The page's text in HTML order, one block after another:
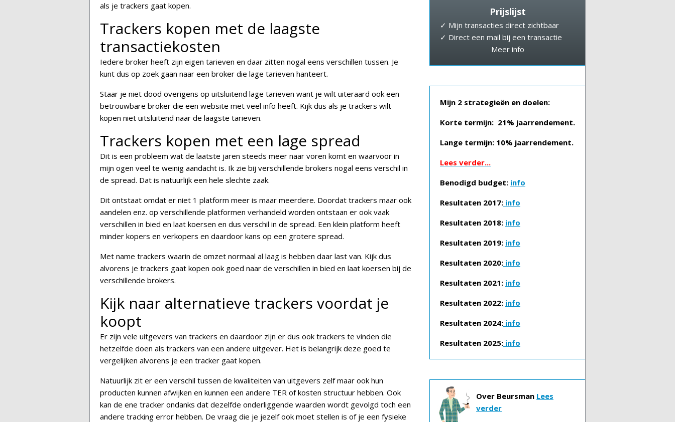
als je trackers gaat kopen.
Trackers kopen met de laagste
transactiekosten
Iedere broker heeft zijn eigen tarieven en daar zitten nogal eens verschillen tussen. Je
kunt dus op zoek gaan naar een broker die lage tarieven hanteert.
Staar je niet dood overigens op uitsluitend lage tarieven want je wilt uiteraard ook een
betrouwbare broker die een website met veel info heeft. Kijk dus als je trackers wilt
kopen niet uitsluitend naar de laagste tarieven.
Trackers kopen met een lage spread
Dit is een probleem wat de laatste jaren steeds meer naar voren komt en waarvoor in
mijn ogen veel te weinig aandacht is. Ik zie bij verschillende brokers nogal eens verschil in
de spread. Dat is natuurlijk een hele slechte zaak.
Dit ontstaat omdat er niet 1 platform meer is maar meerdere. Doordat trackers maar ook
aandelen enz. op verschillende platformen verhandeld worden ontstaan er ook vaak
verschillen in bied en laat koersen en dus verschil in de spread. Een klein platform heeft
minder kopers en verkopers en daardoor kans op een grotere spread.
Met name trackers waarin de omzet normaal al laag is hebben daar last van. Kijk dus
alvorens je trackers gaat kopen ook goed naar de verschillen in bied en laat koersen bij de
verschillende brokers.
Kijk naar alternatieve trackers voordat je
koopt
Er zijn vele uitgevers van trackers en daardoor zijn er dus ook trackers te vinden die
hetzelfde doen als trackers van een andere uitgever. Het is belangrijk deze goed te
vergelijken alvorens je een tracker gaat kopen.
Natuurlijk zit er een verschil tussen de kwaliteiten van uitgevers zelf maar ook hun
producten kunnen afwijken en kunnen een andere TER of kosten structuur hebben. Ook
kan de ene tracker ondanks dat dezelfde onderliggende waarden wordt gevolgd toch een
andere tracking error hebben. De vraag die je jezelf ook moet stellen is of je een fysieke
Prijslijst
✓ Mijn transacties direct zichtbaar
✓ Direct een mail bij een transactie
Meer info
Mijn 2 strategieën en doelen:
Korte termijn: 21% jaarrendement.
Lange termijn: 10% jaarrendement.
Lees verder...
Benodigd budget: info
Resultaten 2017: info
Resultaten 2018: info
Resultaten 2019: info
Resultaten 2020: info
Resultaten 2021: info
Resultaten 2022: info
Resultaten 2024: info
Resultaten 2025: info
Over Beursman Lees
verder